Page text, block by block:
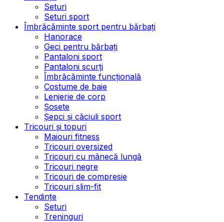
Seturi
Seturi sport
Îmbrăcăminte sport pentru bărbați
Hanorace
Geci pentru bărbați
Pantaloni sport
Pantaloni scurți
Îmbrăcăminte funcțională
Costume de baie
Lenjerie de corp
Șosete
Șepci și căciuli sport
Tricouri și topuri
Maiouri fitness
Tricouri oversized
Tricouri cu mânecă lungă
Tricouri negre
Tricouri de compresie
Tricouri slim-fit
Tendințe
Seturi
Treninguri